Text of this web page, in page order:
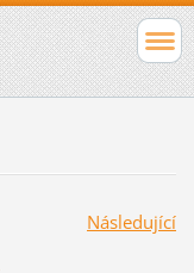
Následující